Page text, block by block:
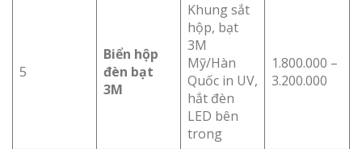
5
Biển hộp
đèn bạt
3M
Khung sắt
hộp, bạt
3M
Mỹ/Hàn
Quốc in UV,
hắt đèn
LED bên
trong
1.800.000 –
3.200.000